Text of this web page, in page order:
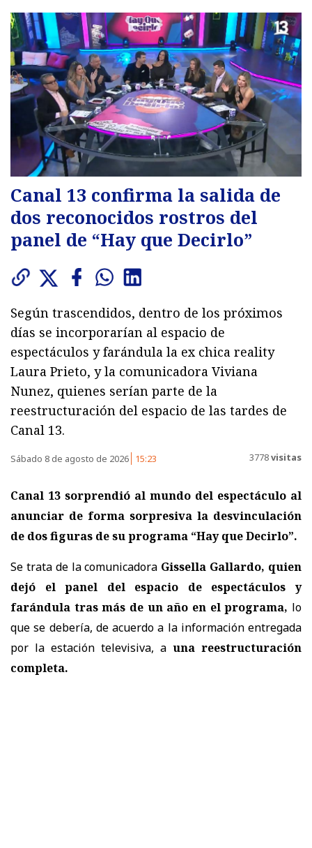
Canal 13 confirma la salida de
dos reconocidos rostros del
panel de “Hay que Decirlo”
Según trascendidos, dentro de los próximos
días se incorporarían al espacio de
espectáculos y farándula la ex chica reality
Laura Prieto, y la comunicadora Viviana
Nunez, quienes serían parte de la
reestructuración del espacio de las tardes de
Canal 13.
Sábado 8 de agosto de 2026 15:23 3778visitas
Canal 13 sorprendió al mundo del espectáculo al
anunciar de forma sorpresiva la desvinculación
de dos figuras de su programa “Hay que Decirlo”.
Se trata de la comunicadora Gissella Gallardo, quien
dejó el panel del espacio de espectáculos y
farándula tras más de un año en el programa, lo
que se debería, de acuerdo a la información entregada
por la estación televisiva, a una reestructuración
completa.